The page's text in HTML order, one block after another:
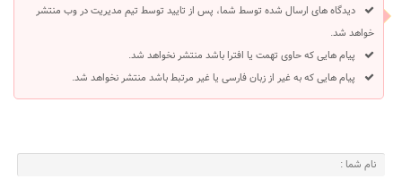
دیدگاه های ارسال شده توسط شما، پس از تایید توسط تیم مدیریت در وب منتشر
خواهد شد.
پیام هایی که حاوی تهمت یا افترا باشد منتشر نخواهد شد.
پیام هایی که به غیر از زبان فارسی یا غیر مرتبط باشد منتشر نخواهد شد.